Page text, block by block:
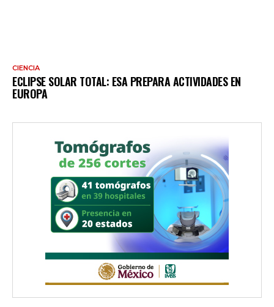
CIENCIA
ECLIPSE SOLAR TOTAL: ESA PREPARA ACTIVIDADES EN
EUROPA